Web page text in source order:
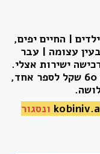
| החיים יפים,
עצומה | עבר
ישירות אצלי.
המחירים – כולל משלוח בדואר – הם 60 שקל לספר אחד,
ונסגור